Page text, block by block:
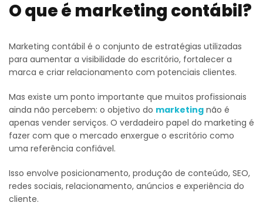
O que é marketing contábil?
Marketing contábil é o conjunto de estratégias utilizadas
para aumentar a visibilidade do escritório, fortalecer a
marca e criar relacionamento com potenciais clientes.
Mas existe um ponto importante que muitos profissionais
ainda não percebem: o objetivo do marketing não é
apenas vender serviços. O verdadeiro papel do marketing é
fazer com que o mercado enxergue o escritório como
uma referência confiável.
Isso envolve posicionamento, produção de conteúdo, SEO,
redes sociais, relacionamento, anúncios e experiência do
cliente.